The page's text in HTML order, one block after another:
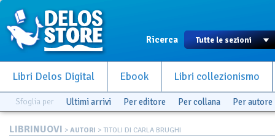
Ricerca
Libri Delos Digital Ebook Libri collezionismo
Sfoglia per Ultimi arrivi Per editore Per collana Per autore
LIBRINUOVI > AUTORI > TITOLI DI CARLA BRUGHI